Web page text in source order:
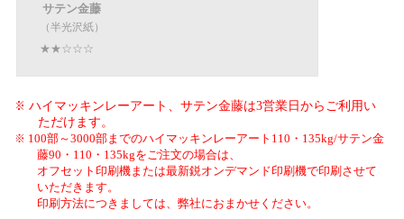
サテン金藤
（半光沢紙）
★★☆☆☆
ハイマッキンレーアート、サテン金藤は3営業日からご利用い
ただけます。
100部～3000部までのハイマッキンレーアート110・135kg/サテン金
藤90・110・135kgをご注文の場合は、
オフセット印刷機または最新鋭オンデマンド印刷機で印刷させて
いただきます。
印刷方法につきましては、弊社におまかせください。